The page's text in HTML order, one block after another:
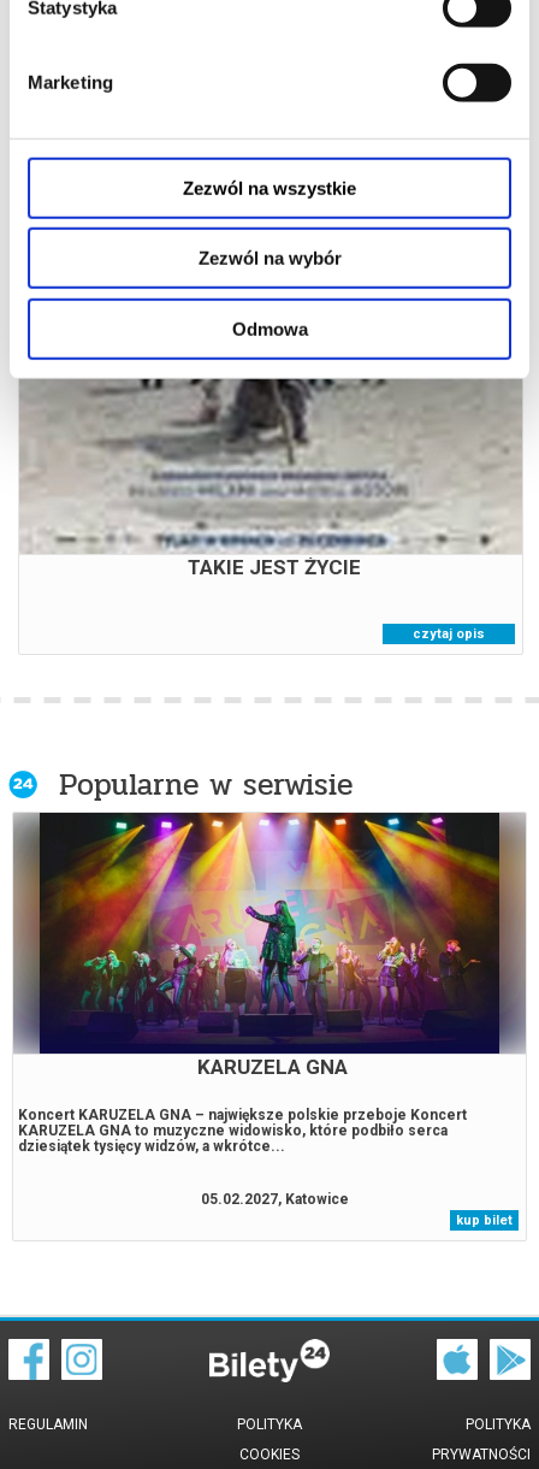
Statystyka
Marketing
Zezwól na wszystkie
Zezwól na wybór
Odmowa
TAKIE JEST ŻYCIE
08.08.2026
czytaj opis
Popularne w serwisie
KARUZELA GNA
Koncert KARUZELA GNA – największe polskie przeboje Koncert
KARUZELA GNA to muzyczne widowisko, które podbiło serca
dziesiątek tysięcy widzów, a wkrótce...
05.02.2027, Katowice
kup bilet
REGULAMIN
POLITYKA
PRYWATNOŚCI
POLITYKA
COOKIES